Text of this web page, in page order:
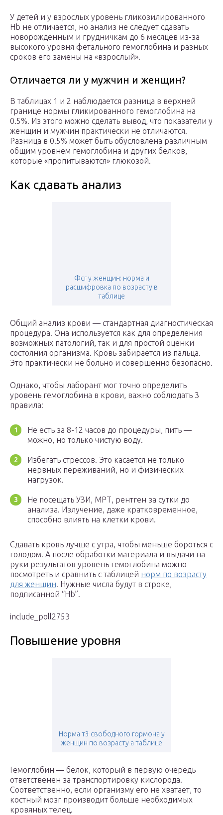
У детей и у взрослых уровень гликозилированного
Hb не отличается, но анализ не следует сдавать
новорожденным и грудничкам до 6 месяцев из-за
высокого уровня фетального гемоглобина и разных
сроков его замены на «взрослый».
Отличается ли у мужчин и женщин?
В таблицах 1 и 2 наблюдается разница в верхней
границе нормы гликированного гемоглобина на
0.5%. Из этого можно сделать вывод, что показатели у
женщин и мужчин практически не отличаются.
Разница в 0.5% может быть обусловлена различным
общим уровнем гемоглобина и других белков,
которые «пропитываются» глюкозой.
Как сдавать анализ
Фсг у женщин: норма и
расшифровка по возрасту в
таблице
Общий анализ крови — стандартная диагностическая
процедура. Она используется как для определения
возможных патологий, так и для простой оценки
состояния организма. Кровь забирается из пальца.
Это практически не больно и совершенно безопасно.
Однако, чтобы лаборант мог точно определить
уровень гемоглобина в крови, важно соблюдать 3
правила:
Не есть за 8-12 часов до процедуры, пить —
можно, но только чистую воду.
Избегать стрессов. Это касается не только
нервных переживаний, но и физических
нагрузок.
Не посещать УЗИ, МРТ, рентген за сутки до
анализа. Излучение, даже кратковременное,
способно влиять на клетки крови.
Сдавать кровь лучше с утра, чтобы меньше бороться с
голодом. А после обработки материала и выдачи на
руки результатов уровень гемоглобина можно
посмотреть и сравнить с таблицей норм по возрасту
для женщин. Нужные числа будут в строке,
подписанной “Hb”.
include_poll2753
Повышение уровня
Норма т3 свободного гормона у
женщин по возрасту а таблице
Гемоглобин — белок, который в первую очередь
ответственен за транспортировку кислорода.
Соответственно, если организму его не хватает, то
костный мозг производит больше необходимых
кровяных телец.